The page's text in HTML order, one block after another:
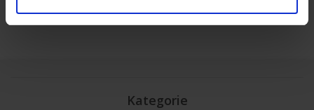
Kategorie